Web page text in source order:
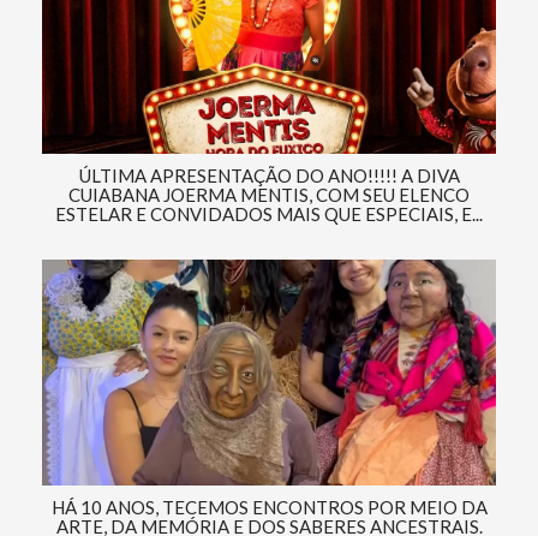
ÚLTIMA APRESENTAÇÃO DO ANO!!!!! A DIVA
CUIABANA JOERMA MENTIS, COM SEU ELENCO
ESTELAR E CONVIDADOS MAIS QUE ESPECIAIS, E...
HÁ 10 ANOS, TECEMOS ENCONTROS POR MEIO DA
ARTE, DA MEMÓRIA E DOS SABERES ANCESTRAIS.